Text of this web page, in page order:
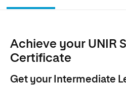
Achieve your UNIR
Certificate
Get your Intermediate